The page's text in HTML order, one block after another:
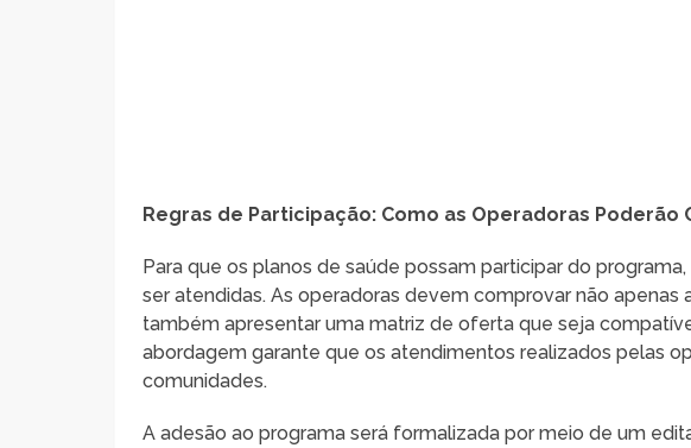
Regras de Participação: Como as Operadoras Poderão
Para que os planos de saúde possam participar do
ser atendidas. As operadoras devem comprovar não apenas
também apresentar uma matriz de oferta que seja
abordagem garante que os atendimentos realizados pelas
comunidades.
A adesão ao programa será formalizada por meio de um